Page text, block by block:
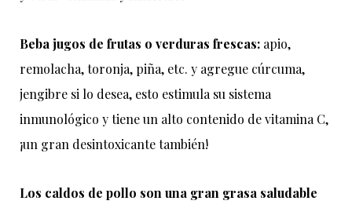
Beba jugos de frutas o verduras frescas: apio,
remolacha,toronja, piña, etc. y agregue cúrcuma,
jengibre si lo desea, esto estimula su sistema
inmunológico ytieneun alto contenido devitamina C,
¡un gran desintoxicantetambién!
Los caldos de pollo son una gran grasa saludable